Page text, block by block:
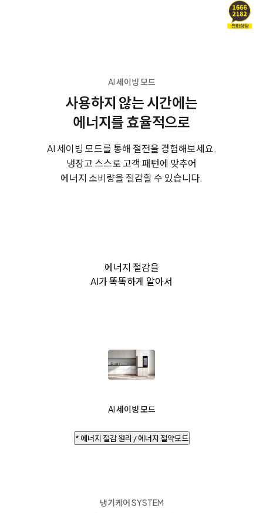
AI 세이빙 모드
사용하지 않는 시간에는
에너지를 효율적으로
AI 세이빙 모드를 통해 절전을 경험해보세요.
냉장고 스스로 고객 패턴에 맞추어
에너지 소비량을 절감할 수 있습니다.
에너지 절감을
AI가 똑똑하게 알아서
AI 세이빙 모드
* 에너지 절감 원리 / 에너지 절약모드
냉기케어 SYSTEM